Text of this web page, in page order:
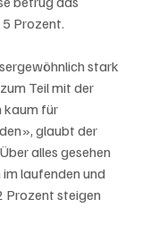
Prozent.
stark
Teil mit der
kaum für
glaubt der
alles gesehen
laufenden und
Prozent steigen